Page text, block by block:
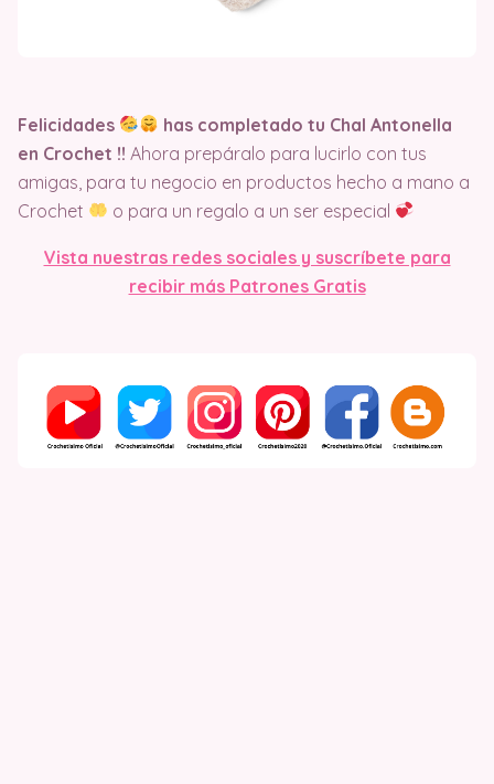
Felicidades
has completado tu Chal Antonella
en Crochet !! Ahora prepáralo para lucirlo con tus
amigas, para tu negocio en productos hecho a mano a
Crochet
o para un regalo a un ser especial
Vista nuestras redes sociales y suscríbete para
recibir más Patrones Gratis